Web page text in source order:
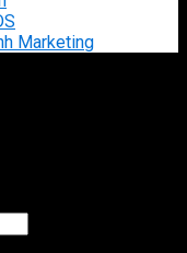
Marketing